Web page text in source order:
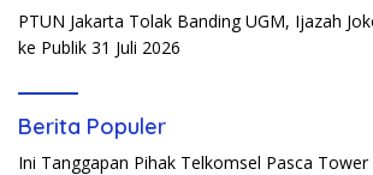
PTUN Jakarta Tolak Banding UGM, Ijazah
ke Publik 31 Juli 2026
Berita Populer
Ini Tanggapan Pihak Telkomsel Pasca